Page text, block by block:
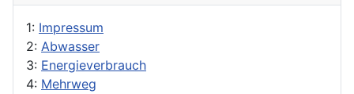
1: Impressum
2: Abwasser
3: Energieverbrauch
4: Mehrweg